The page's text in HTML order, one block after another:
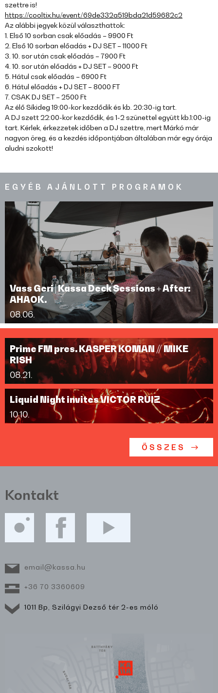
szettre is!
https://cooltix.hu/event/69de332a519bda21d59682c2
Az alábbi jegyek közül választhattok:
1. Első 10 sorban csak előadás – 9900 Ft
2. Első 10 sorban előadás + DJ SET – 11000 Ft
3. 10. sor után csak előadás – 7900 Ft
4. 10. sor után előadás + DJ SET – 9000 Ft
5. Hátul csak előadás – 6900 Ft
6. Hátul előadás + DJ SET – 8000 FT
7. CSAK DJ SET – 2500 Ft
Az élő Síkideg 19:00-kor kezdődik és kb. 20:30-ig tart.
A DJ szett 22:00-kor kezdődik, és 1-2 szünettel együtt kb.1:00-ig
tart. Kérlek, érkezzetek időben a DJ szettre, mert Márkó már
nagyon öreg, és a kezdés időpontjában általában már egy órája
aludni szokott!
EGYÉB AJÁNLOTT PROGRAMOK
Vass Geri | Kassa Deck Sessions + After:
AHAOK.
08.06.
Prime FM pres. KASPER KOMAN // MIKE
RISH
08.21.
Liquid Night invites VICTOR RUIZ
10.10.
ÖSSZES
Kontakt
email@kassa.hu
+36 70 3360609
1011 Bp, Szilágyi Dezső tér 2-es móló